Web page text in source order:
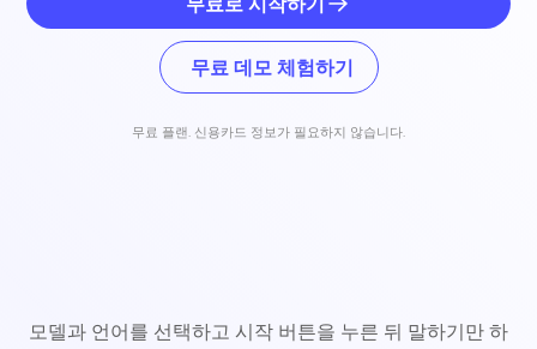
무료 데모 체험하기
무료 플랜. 신용카드 정보가 필요하지 않습니다.
모델과 언어를 선택하고 시작 버튼을 누른 뒤 말하기만 하